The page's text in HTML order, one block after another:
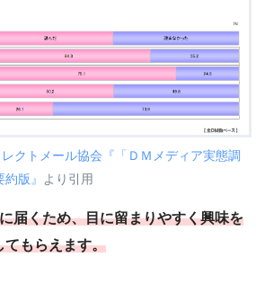
クトメール協会『「ＤＭメディア実態調
版』
より引用
届くため、目に留まりやすく興味を
てもらえます。